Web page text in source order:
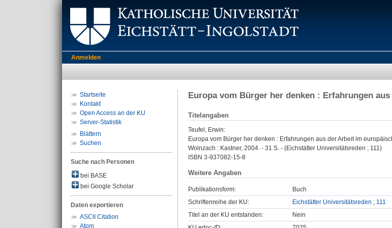
Anmelden
Startseite
Kontakt
Open Access an der KU
Server-Statistik
Blättern
Suchen
Suche nach Personen
bei BASE
bei Google Scholar
Daten exportieren
ASCII Citation
Atom
Europa vom Bürger her denken : Erfahrungen
Titelangaben
Teufel, Erwin:
Europa vom Bürger her denken : Erfahrungen aus der Arbeit im
Wolnzach : Kastner, 2004. - 31 S. - (Eichstätter Universitätsreden ; 111)
ISBN 3-937082-15-8
Weitere Angaben
Publikationsform:
Buch
Schriftenreihe der KU:
Eichstätter Universitätsreden ; 111
Titel an der KU entstanden:
Nein